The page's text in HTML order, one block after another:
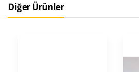
Diğer Ürünler